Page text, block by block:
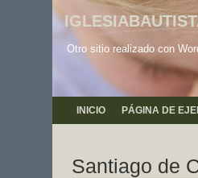
Otro sitio realizado con
INICIO PÁGINA DE
Santiago de